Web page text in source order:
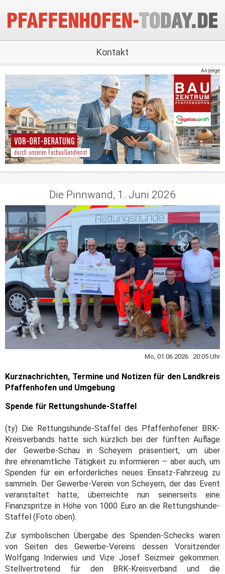
Kontakt
Anzeige
Die Pinnwand, 1. Juni 2026
Mo, 01.06.2026 20:05 Uhr
Kurznachrichten, Termine und Notizen für den Landkreis
Pfaffenhofen und Umgebung
Spende für Rettungshunde-Staffel
(ty) Die Rettungshunde-Staffel des Pfaffenhofener BRK-
Kreisverbands hatte sich kürzlich bei der fünften Auflage
der Gewerbe-Schau in Scheyern präsentiert, um über
ihre ehrenamtliche Tätigkeit zu informieren – aber auch, um
Spenden für ein erforderliches neues Einsatz-Fahrzeug zu
sammeln. Der Gewerbe-Verein von Scheyern, der das Event
veranstaltet hatte, überreichte nun seinerseits eine
Finanzspritze in Höhe von 1000 Euro an die Rettungshunde-
Staffel (Foto oben).
Zur symbolischen Übergabe des Spenden-Schecks waren
von Seiten des Gewerbe-Vereins dessen Vorsitzender
Wolfgang Inderwies und Vize Josef Seizmeir gekommen.
Stellvertretend für den BRK-Kreisverband und die